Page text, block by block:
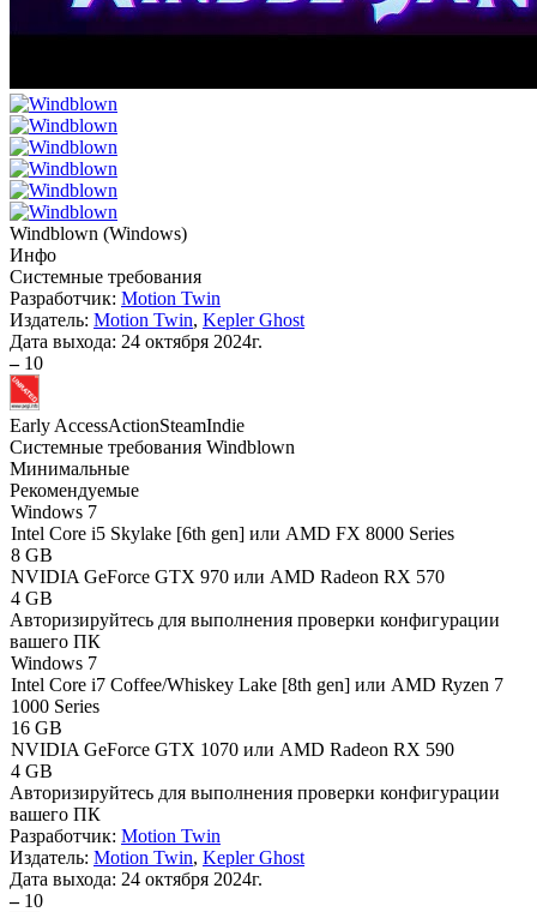
Windblown (Windows)
Инфо
Системные требования
Разработчик: Motion Twin
Издатель: Motion Twin, Kepler Ghost
Дата выхода: 24 октября 2024г.
– 10
Early AccessActionSteamIndie
Системные требования Windblown
Минимальные
Рекомендуемые
Windows 7
Intel Core i5 Skylake [6th gen] или AMD FX 8000 Series
8 GB
NVIDIA GeForce GTX 970 или AMD Radeon RX 570
4 GB
Авторизируйтесь для выполнения проверки конфигурации
вашего ПК
Windows 7
Intel Core i7 Coffee/Whiskey Lake [8th gen] или AMD Ryzen 7
1000 Series
16 GB
NVIDIA GeForce GTX 1070 или AMD Radeon RX 590
4 GB
Авторизируйтесь для выполнения проверки конфигурации
вашего ПК
Разработчик: Motion Twin
Издатель: Motion Twin, Kepler Ghost
Дата выхода: 24 октября 2024г.
– 10